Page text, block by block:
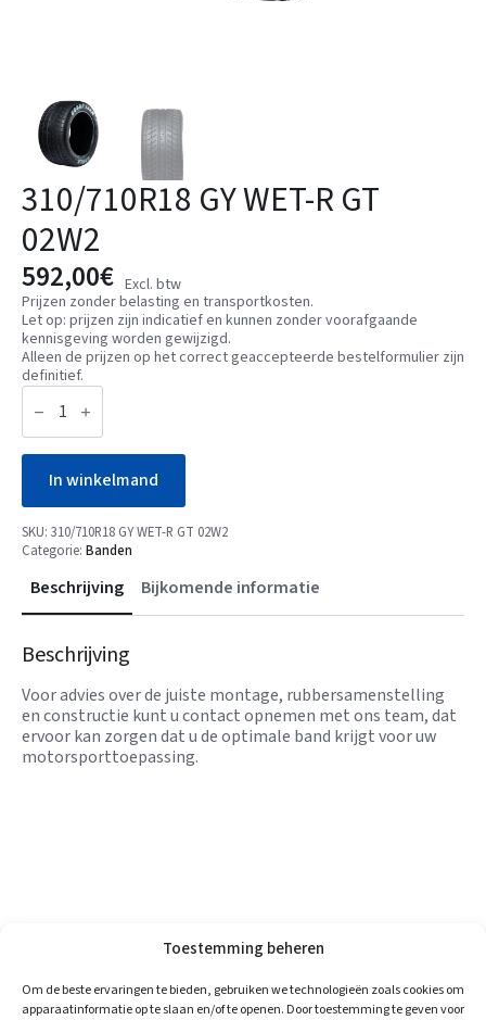
Toestemming beheren
Om de beste ervaringen te bieden, gebruiken we technologieën zoals cookies om
apparaatinformatie op te slaan en/of te openen. Door toestemming te geven voor
310/710R18 GY WET-R GT
02W2
592,00€ Excl. btw
Prijzen zonder belasting en transportkosten.
Let op: prijzen zijn indicatief en kunnen zonder voorafgaande
kennisgeving worden gewijzigd.
Alleen de prijzen op het correct geaccepteerde bestelformulier zijn
definitief.
310/710R18
GY
R
GT
02W2In winkelmand
SKU: 310/710R18 GY WET-R GT 02W2
Categorie: Banden
Beschrijving Bijkomende informatie
Beschrijving
Voor advies over de juiste montage, rubbersamenstelling
en constructie kunt u contact opnemen met ons team, dat
ervoor kan zorgen dat u de optimale band krijgt voor uw
motorsporttoepassing.